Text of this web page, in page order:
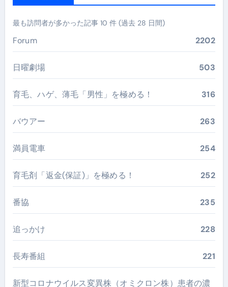
最も訪問者が多かった記事 10 件 (過去 28 日間)
Forum 2202
日曜劇場 503
育毛、ハゲ、薄毛「男性」を極める！ 316
バウアー 263
満員電車 254
育毛剤「返金(保証)」を極める！ 252
番協 235
追っかけ 228
長寿番組 221
新型コロナウイルス変異株（オミクロン株）患者の濃